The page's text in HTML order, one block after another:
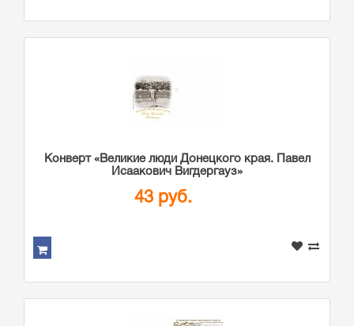
Конверт «Великие люди Донецкого края. Павел
Исаакович Вигдергауз»
43 руб.